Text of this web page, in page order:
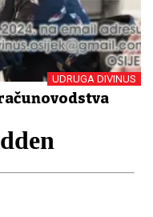
UDRUGA DIVINUS